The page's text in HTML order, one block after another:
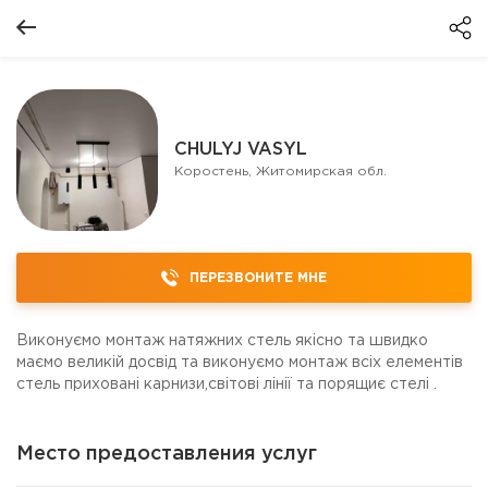
CHULYJ VASYL
Коростень, Житомирская обл.
ПЕРЕЗВОНИТЕ МНЕ
Виконуємо монтаж натяжних стель якісно та швидко
маємо великій досвід та виконуємо монтаж всіх елементів
стель приховані карнизи,світові лінії та порящиє стелі .
Место предоставления услуг